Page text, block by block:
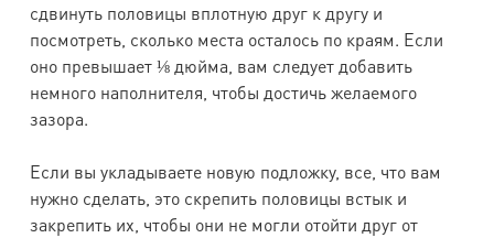
сдвинуть половицы вплотную друг к другу и
посмотреть, сколько места осталось по краям. Если
оно превышает ⅛ дюйма, вам следует добавить
немного наполнителя, чтобы достичь желаемого
зазора.
Если вы укладываете новую подложку, все, что вам
нужно сделать, это скрепить половицы встык и
закрепить их, чтобы они не могли отойти друг от